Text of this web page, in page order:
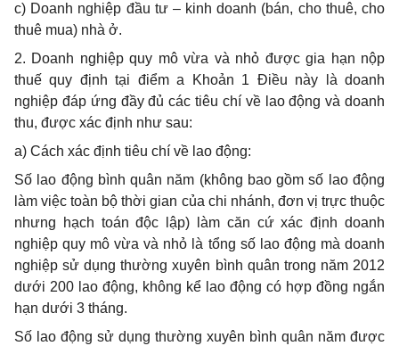
c) Doanh nghiệp đầu tư – kinh doanh (bán, cho thuê, cho
thuê mua) nhà ở.
2. Doanh nghiệp quy mô vừa và nhỏ được gia hạn nộp
thuế quy định tại điểm a Khoản 1 Điều này là doanh
nghiệp đáp ứng đầy đủ các tiêu chí về lao động và doanh
thu, được xác định như sau:
a) Cách xác định tiêu chí về lao động:
Số lao động bình quân năm (không bao gồm số lao động
làm việc toàn bộ thời gian của chi nhánh, đơn vị trực thuộc
nhưng hạch toán độc lập)
làm căn cứ xác định doanh
nghiệp quy mô vừa và nhỏ là tổng số lao động mà doanh
nghiệp sử dụng thường xuyên bình quân trong năm 2012
dưới 200 lao động, không kể lao động có hợp đồng ngắn
hạn dưới 3 tháng.
Số lao động sử dụng thường xuyên bình quân năm được